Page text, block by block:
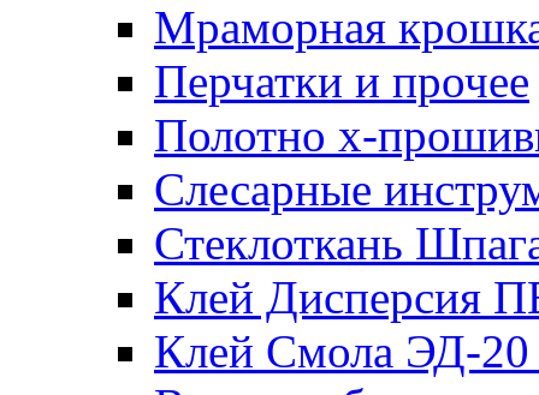
Мраморная
Перчатки и прочее
Полотно х-
Слесарные
Стеклоткань
Клей Дисперсия
Клей Смола ЭД-20